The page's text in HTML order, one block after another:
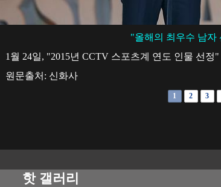
"올해의 최우수 남자
1월 24일, "2015년 CCTV 스포츠계 연도 인물 선
원문출처: 신화사
1 2 3
핫 갤러리